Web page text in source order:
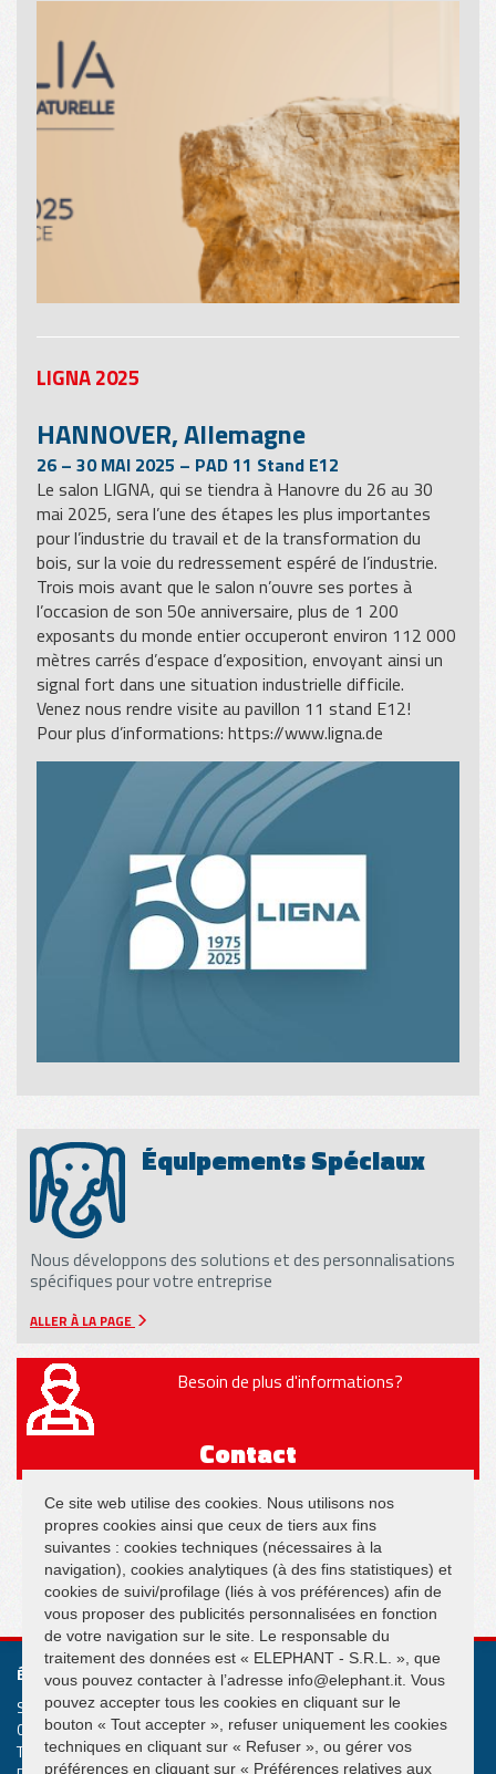
LIGNA 2025
HANNOVER, Allemagne
26 – 30 MAI 2025 – PAD 11 Stand E12
Le salon LIGNA, qui se tiendra à Hanovre du 26 au 30
mai 2025, sera l’une des étapes les plus importantes
pour l’industrie du travail et de la transformation du
bois, sur la voie du redressement espéré de l’industrie.
Trois mois avant que le salon n’ouvre ses portes à
l’occasion de son 50e anniversaire, plus de 1 200
exposants du monde entier occuperont environ 112 000
mètres carrés d’espace d’exposition, envoyant ainsi un
signal fort dans une situation industrielle difficile.
Venez nous rendre visite au pavillon 11 stand E12!
Pour plus d’informations: https://www.ligna.de
Équipements Spéciaux
Nous développons des solutions et des personnalisations
spécifiques pour votre entreprise
ALLER À LA PAGE
Besoin de plus d'informations?
Contact
SUIVEZ NOUS SUR
ÉLÉPHANT S.R.L.
Systèmes de levage et de manutention Grues suspendues
Cap. Soc. € 50.000,00
T.V.A. IT02013590407
Ce site web utilise des cookies. Nous utilisons nos
propres cookies ainsi que ceux de tiers aux fins
suivantes : cookies techniques (nécessaires à la
navigation), cookies analytiques (à des fins statistiques) et
cookies de suivi/profilage (liés à vos préférences) afin de
vous proposer des publicités personnalisées en fonction
de votre navigation sur le site. Le responsable du
traitement des données est « ELEPHANT - S.R.L. », que
vous pouvez contacter à l’adresse info@elephant.it. Vous
pouvez accepter tous les cookies en cliquant sur le
bouton « Tout accepter », refuser uniquement les cookies
techniques en cliquant sur « Refuser », ou gérer vos
préférences en cliquant sur « Préférences relatives aux